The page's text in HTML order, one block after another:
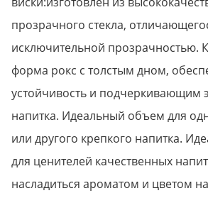
прозрачного стекла,
исключительной прозрачностью.
форма рокс с толстым дном,
устойчивость и подчеркивающим
напитка. Идеальный объем для
или другого крепкого напитка.
для ценителей качественных
насладиться ароматом и цветом